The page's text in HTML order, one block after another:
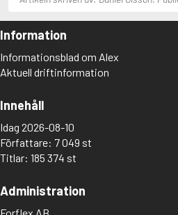
Information
Informationsblad om Alex
Aktuell driftinformation
Innehåll
Idag 2026-08-10
Författare: 7 049 st
Titlar: 185 374 st
Administration
Forflex AB